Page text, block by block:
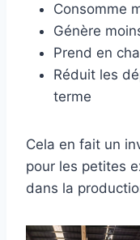
Consomme
Génère
Prend en
Réduit les
terme
Cela en fait un
pour les petites
dans la